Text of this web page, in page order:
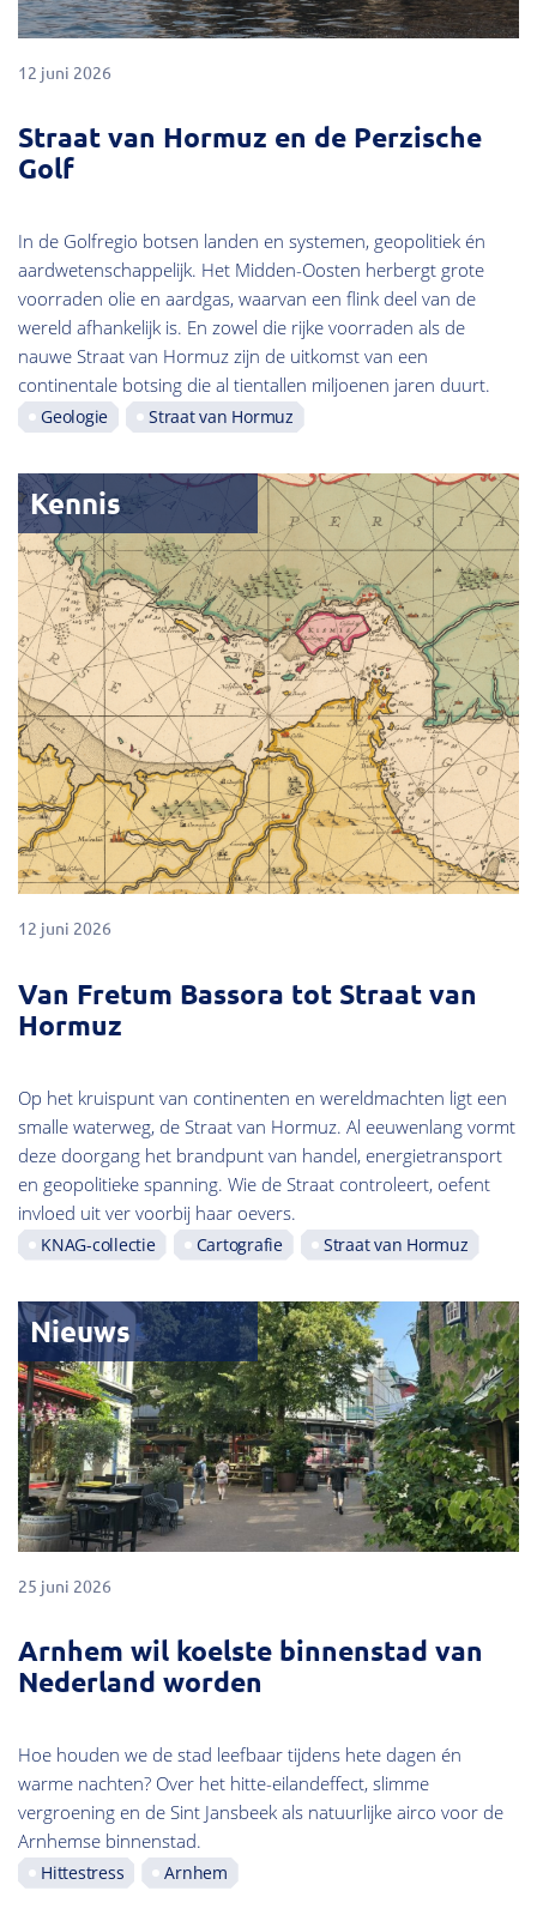
12 juni 2026
Straat van Hormuz en de Perzische
Golf
In de Golfregio botsen landen en systemen, geopolitiek én
aardwetenschappelijk. Het Midden-Oosten herbergt grote
voorraden olie en aardgas, waarvan een flink deel van de
wereld afhankelijk is. En zowel die rijke voorraden als de
nauwe Straat van Hormuz zijn de uitkomst van een
continentale botsing die al tientallen miljoenen jaren duurt.
Geologie Straat van Hormuz
Kennis
12 juni 2026
Van Fretum Bassora tot Straat van
Hormuz
Op het kruispunt van continenten en wereldmachten ligt een
smalle waterweg, de Straat van Hormuz. Al eeuwenlang vormt
deze doorgang het brandpunt van handel, energietransport
en geopolitieke spanning. Wie de Straat controleert, oefent
invloed uit ver voorbij haar oevers.
KNAG-collectie Cartografie Straat van Hormuz
Nieuws
25 juni 2026
Arnhem wil koelste binnenstad van
Nederland worden
Hoe houden we de stad leefbaar tijdens hete dagen én
warme nachten? Over het hitte-eilandeffect, slimme
vergroening en de Sint Jansbeek als natuurlijke airco voor de
Arnhemse binnenstad.
Hittestress Arnhem